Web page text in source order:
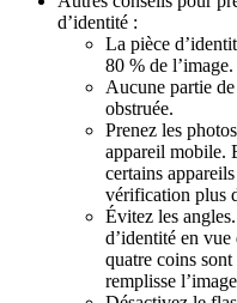
d’identité :
La pièce
80 % de l’image.
Aucune partie
obstruée.
Prenez les
appareil mobile.
certains
vérification plus
Évitez les
d’identité en vue
quatre coins
remplisse